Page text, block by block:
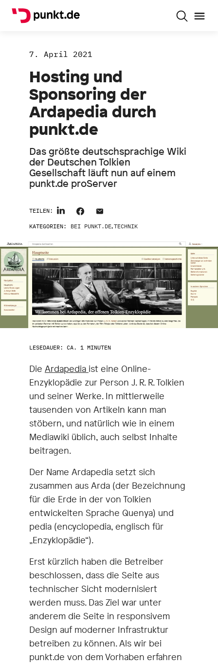
7. April 2021
Hosting und
Sponsoring der
Ardapedia durch
punkt.de
Das größte deutschsprachige Wiki
der Deutschen Tolkien
Gesellschaft läuft nun auf einem
punkt.de proServer
TEILEN:
KATEGORIEN: BEI PUNKT.DE,TECHNIK
LESEDAUER: CA. 1 MINUTEN
Die Ardapedia ist eine Online-
Enzyklopädie zur Person J. R. R. Tolkien
und seiner Werke. In mittlerweile
tausenden von Artikeln kann man
stöbern, und natürlich wie in einem
Mediawiki üblich, auch selbst Inhalte
beitragen.
Der Name Ardapedia setzt sich
zusammen aus Arda (der Bezeichnung
für die Erde in der von Tolkien
entwickelten Sprache Quenya) und
pedia (encyclopedia, englisch für
„Enzyklopädie“).
Erst kürzlich haben die Betreiber
beschlossen, dass die Seite aus
technischer Sicht modernisiert
werden muss. Das Ziel war unter
anderem die Seite in responsivem
Design auf moderner Infrastruktur
betreiben zu können. Als wir bei
punkt.de von dem Vorhaben erfahren